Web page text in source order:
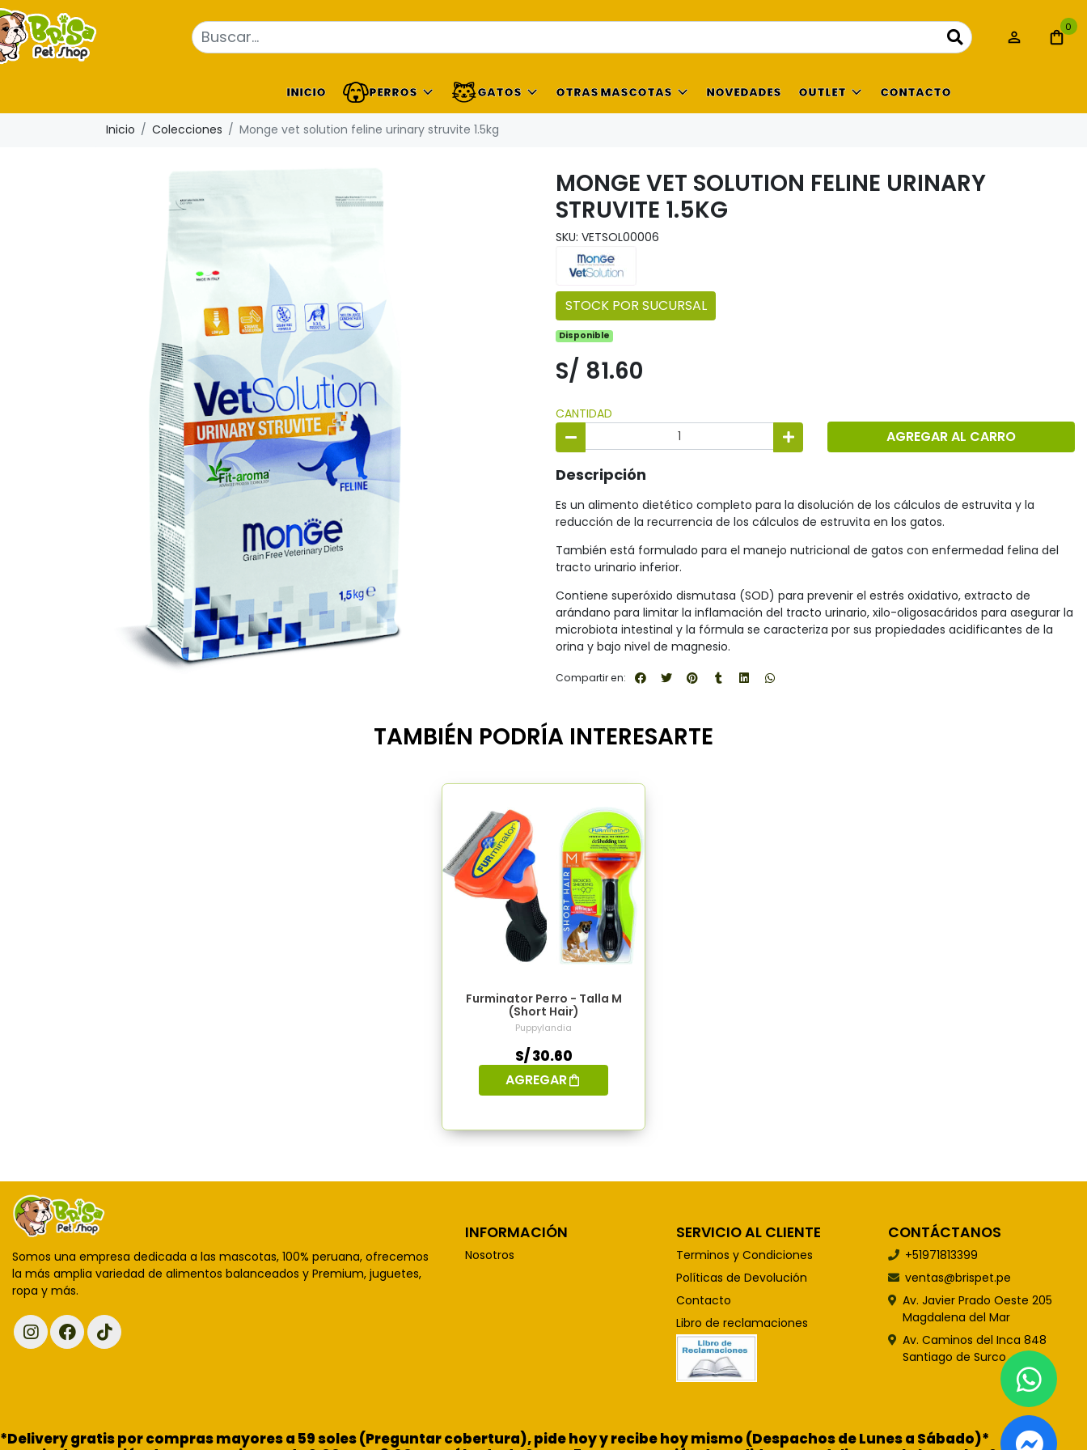
0
INICIO PERROS GATOS OTRAS MASCOTAS NOVEDADES OUTLET CONTACTO
Inicio Colecciones Monge vet solution feline urinary struvite 1.5kg
MONGE VET SOLUTION FELINE URINARY
STRUVITE 1.5KG
SKU: VETSOL00006
STOCK POR SUCURSAL
Disponible
S/ 81.60
CANTIDAD
AGREGAR AL CARRO
Descripción
Es un alimento dietético completo para la disolución de los cálculos de estruvita y la
reducción de la recurrencia de los cálculos de estruvita en los gatos.
También está formulado para el manejo nutricional de gatos con enfermedad felina del
tracto urinario inferior.
Contiene superóxido dismutasa (SOD) para prevenir el estrés oxidativo, extracto de
arándano para limitar la inflamación del tracto urinario, xilo-oligosacáridos para asegurar la
microbiota intestinal y la fórmula se caracteriza por sus propiedades acidificantes de la
orina y bajo nivel de magnesio.
Compartir en:
TAMBIÉN PODRÍA INTERESARTE
Furminator Perro - Talla M
(Short Hair)
Puppylandia
S/ 30.60
AGREGAR
Somos una empresa dedicada a las mascotas, 100% peruana, ofrecemos
la más amplia variedad de alimentos balanceados y Premium, juguetes,
ropa y más.
INFORMACIÓN
Nosotros
SERVICIO AL CLIENTE
Terminos y Condiciones
Políticas de Devolución
Contacto
Libro de reclamaciones
CONTÁCTANOS
+51971813399
ventas@brispet.pe
Av. Javier Prado Oeste 205
Magdalena del Mar
Av. Caminos del Inca 848
Santiago de Surco
*Delivery gratis por compras mayores a 59 soles (Preguntar cobertura), pide hoy y recibe hoy mismo (Despachos de Lunes a Sábado)*